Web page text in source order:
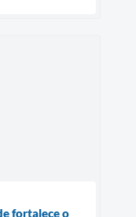
fortalece o